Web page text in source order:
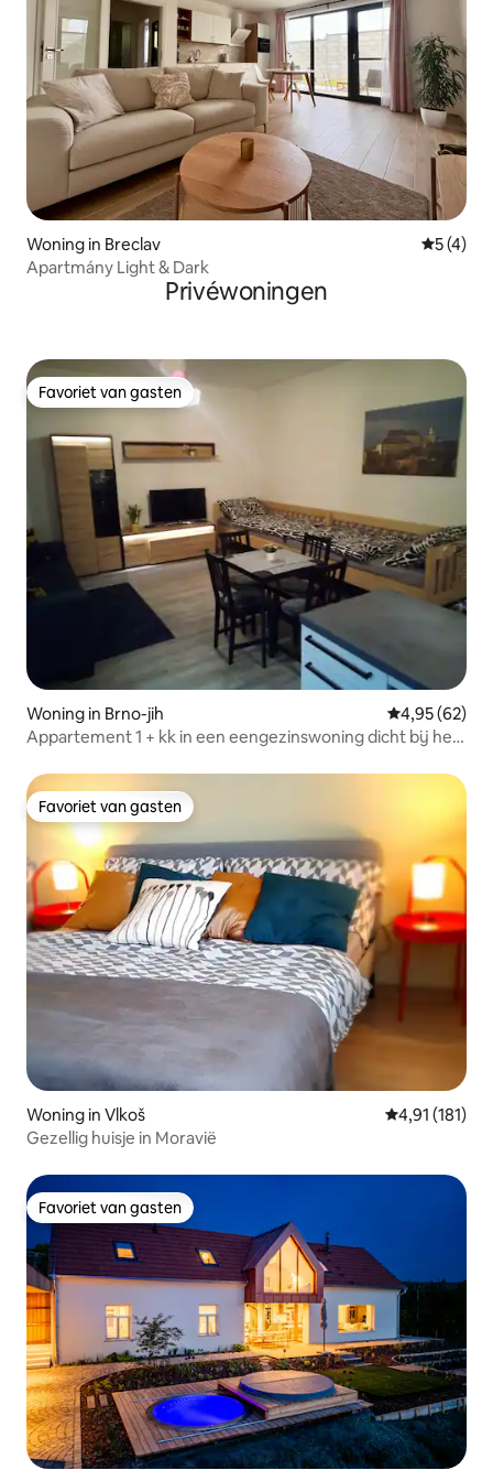
Woning in Breclav
5 (4)
Apartmány Light & Dark
Privéwoningen
Favoriet van gasten
Favoriet van gasten
Woning in Brno-jih Gemiddelde
4,95 (62)
Appartement 1 + kk in een eengezinswoning dicht bij het
Favoriet van gasten
Favoriet van gasten
Woning in Vlkoš Gemiddelde
4,91 (181)
Gezellig huisje in Moravië
Favoriet van gasten
Favoriet van gasten